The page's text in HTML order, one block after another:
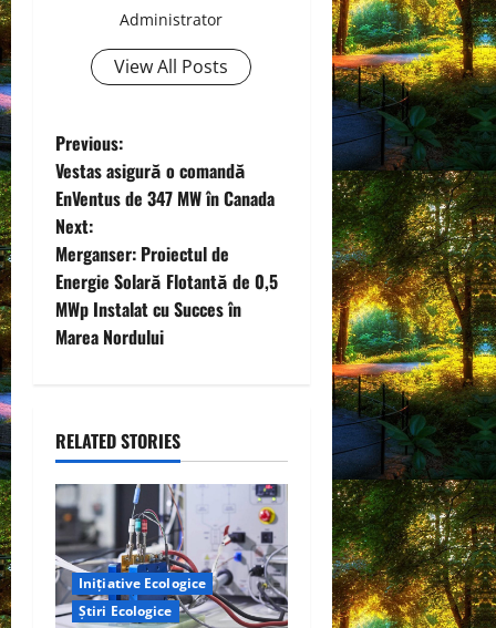
Administrator
View All Posts
P
o
s
t
n
v
i
g
a
t
Previous:
Vestas asigură o comandă
EnVentus de 347 MW în Canada
Next:
Merganser: Proiectul de
Energie Solară Flotantă de 0,5
MWp Instalat cu Succes în
Marea Nordului
RELATED STORIES
Inițiative Ecologice
Știri Ecologice